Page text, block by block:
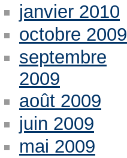
janvier 2010
octobre 2009
septembre
2009
août 2009
juin 2009
mai 2009